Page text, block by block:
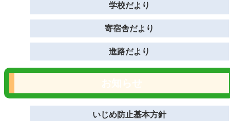
学校だより
寄宿舎だより
進路だより
いじめ防止基本方針